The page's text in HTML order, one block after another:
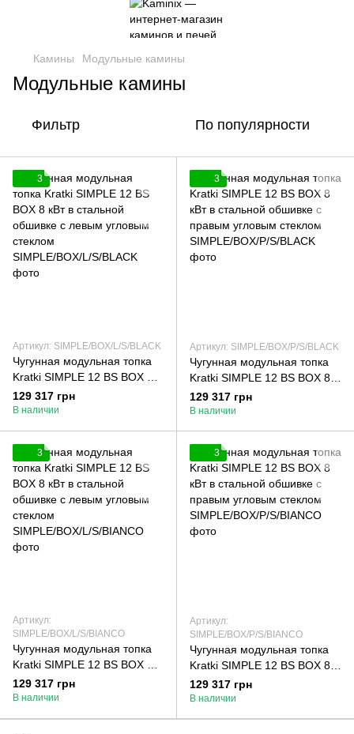
Камины Модульные камины
Модульные камины
Фильтр По популярности
3
Артикул: SIMPLE/BOX/L/S/BLACK
Чугунная модульная топка
Kratki SIMPLE 12 BS BOX 8
кВт в стальной обшивке с
левым угловым стеклом
129 317 грн
В наличии
3
Артикул: SIMPLE/BOX/P/S/BLACK
Чугунная модульная топка
Kratki SIMPLE 12 BS BOX 8
кВт в стальной обшивке с
правым угловым стеклом
129 317 грн
В наличии
3
Артикул:
SIMPLE/BOX/L/S/BIANCO
Чугунная модульная топка
Kratki SIMPLE 12 BS BOX 8
кВт в стальной обшивке с
левым угловым стеклом
129 317 грн
В наличии
3
Артикул:
SIMPLE/BOX/P/S/BIANCO
Чугунная модульная топка
Kratki SIMPLE 12 BS BOX 8
кВт в стальной обшивке с
правым угловым стеклом
129 317 грн
В наличии